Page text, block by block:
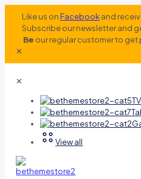
Like us onFacebookand
Subscribe our newsletter and
Be our regular customer to
✕
✕
View all